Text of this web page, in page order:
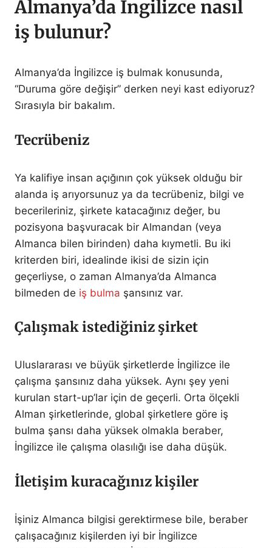
Almanya’da İngilizce nasıl
iş bulunur?
Almanya’da İngilizce iş bulmak konusunda,
“Duruma göre değişir” derken neyi kast ediyoruz?
Sırasıyla bir bakalım.
Tecrübeniz
Ya kalifiye insan açığının çok yüksek olduğu bir
alanda iş arıyorsunuz ya da tecrübeniz, bilgi ve
becerileriniz, şirkete katacağınız değer, bu
pozisyona başvuracak bir Almandan (veya
Almanca bilen birinden) daha kıymetli. Bu iki
kriterden biri, idealinde ikisi de sizin için
geçerliyse, o zaman Almanya’da Almanca
bilmeden de iş bulma şansınız var.
Çalışmak istediğiniz şirket
Uluslararası ve büyük şirketlerde İngilizce ile
çalışma şansınız daha yüksek. Aynı şey yeni
kurulan start-up’lar için de geçerli. Orta ölçekli
Alman şirketlerinde, global şirketlere göre iş
bulma şansı daha yüksek olmakla beraber,
İngilizce ile çalışma olasılığı ise daha düşük.
İletişim kuracağınız kişiler
İşiniz Almanca bilgisi gerektirmese bile, beraber
çalışacağınız kişilerden iyi bir İngilizce